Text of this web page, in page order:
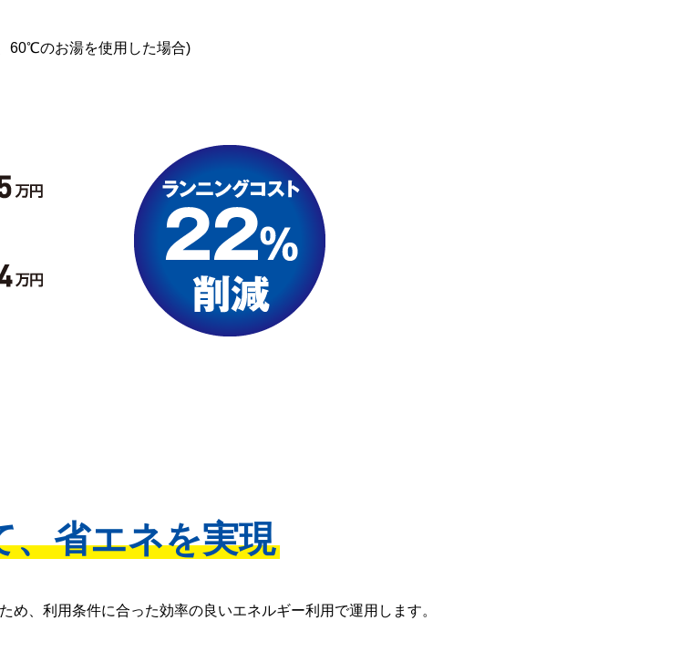
60℃のお湯を使用した場合)
、省エネを実現
、利用条件に合った効率の良いエネルギー利用で運用します。